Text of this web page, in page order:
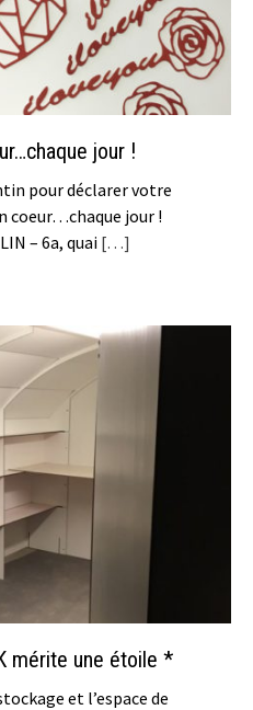
jour !
pour déclarer votre
coeur…chaque jour !
– 6a, quai […]
mérite une étoile *
et l’espace de